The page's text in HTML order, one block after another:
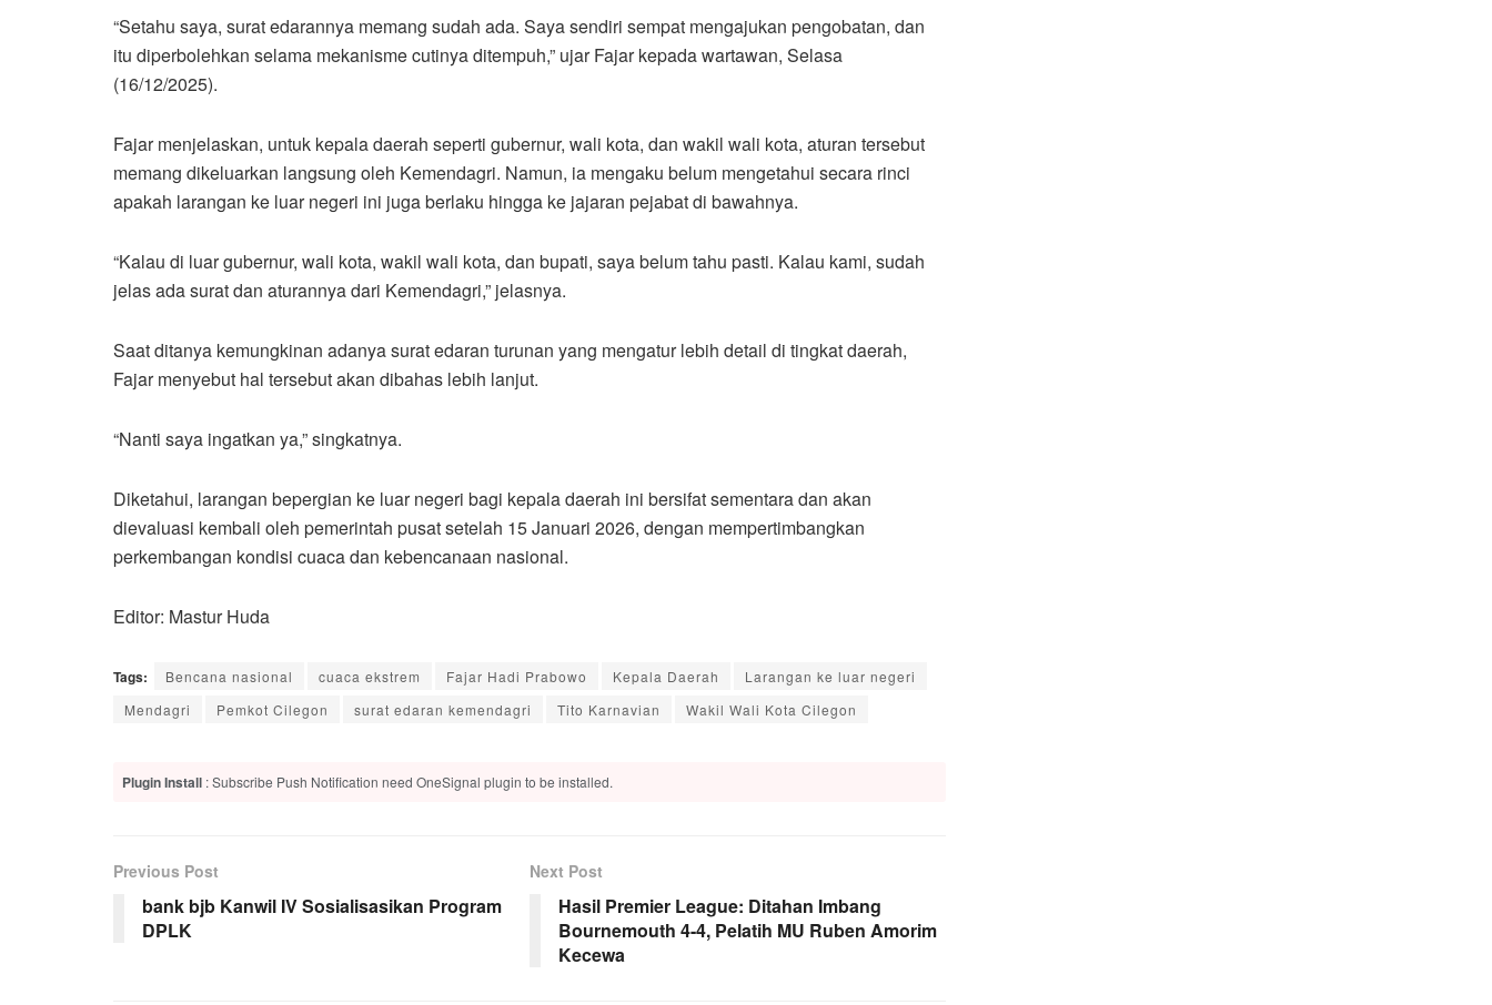
“Setahu saya, surat edarannya memang sudah ada. Saya sendiri sempat mengajukan pengobatan, dan
itu diperbolehkan selama mekanisme cutinya ditempuh,” ujar Fajar kepada wartawan, Selasa
(16/12/2025).
Fajar menjelaskan, untuk kepala daerah seperti gubernur, wali kota, dan wakil wali kota, aturan tersebut
memang dikeluarkan langsung oleh Kemendagri. Namun, ia mengaku belum mengetahui secara rinci
apakah larangan ke luar negeri ini juga berlaku hingga ke jajaran pejabat di bawahnya.
“Kalau di luar gubernur, wali kota, wakil wali kota, dan bupati, saya belum tahu pasti. Kalau kami, sudah
jelas ada surat dan aturannya dari Kemendagri,” jelasnya.
Saat ditanya kemungkinan adanya surat edaran turunan yang mengatur lebih detail di tingkat daerah,
Fajar menyebut hal tersebut akan dibahas lebih lanjut.
“Nanti saya ingatkan ya,” singkatnya.
Diketahui, larangan bepergian ke luar negeri bagi kepala daerah ini bersifat sementara dan akan
dievaluasi kembali oleh pemerintah pusat setelah 15 Januari 2026, dengan mempertimbangkan
perkembangan kondisi cuaca dan kebencanaan nasional.
Editor: Mastur Huda
Tags: Bencana nasional cuaca ekstrem Fajar Hadi Prabowo Kepala Daerah
Larangan ke luar negeri
Mendagri
Pemkot Cilegon surat edaran kemendagri Tito Karnavian Wakil Wali Kota Cilegon
Plugin Install : Subscribe Push Notification need OneSignal plugin to be installed.
Previous Post
bank bjb Kanwil IV Sosialisasikan Program
DPLK
Next Post
Hasil Premier League: Ditahan Imbang
Bournemouth 4-4, Pelatih MU Ruben Amorim
Kecewa